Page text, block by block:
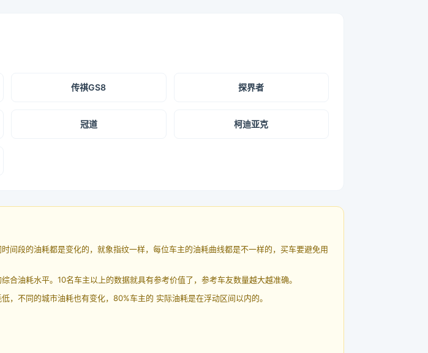
传祺GS8 探界者
冠道 柯迪亚克
间段的油耗都是变化的，就象指纹一样，每位车主的油耗曲线都是不一样的，买车要避免用
油耗水平。10名车主以上的数据就具有参考价值了，参考车友数量越大越准确。
不同的城市油耗也有变化，80%车主的 实际油耗是在浮动区间以内的。